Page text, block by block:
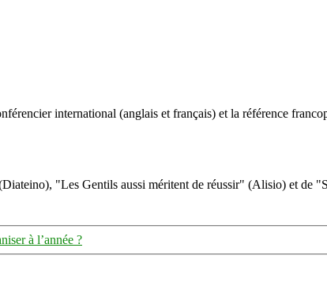
international (anglais et français) et la référence
"Les Gentils aussi méritent de réussir" (Alisio) et de
à l’année ?